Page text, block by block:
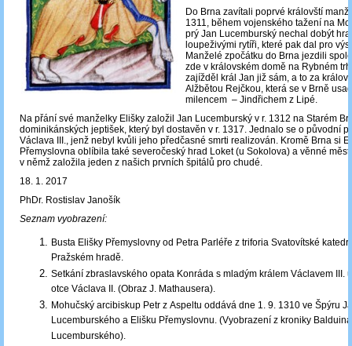
Do Brna zavítali poprvé královští
1311, během vojenského tažení na
prý Jan Lucemburský nechal dobýt
loupeživými rytíři, které pak dal pro
Manželé zpočátku do Brna jezdili
zde v královském domě na Rybném
zajížděl král Jan již sám, a to za
Alžbětou Rejčkou, která se v Brně
milencem ‒ Jindřichem z Lipé.
Na přání své manželky Elišky založil Jan Lucemburský v r. 1312 na Starém
dominikánských jeptišek, který byl dostavěn v r. 1317. Jednalo se o původní
Václava III., jenž nebyl kvůli jeho předčasné smrti realizován. Kromě Brna si
Přemyslovna oblíbila také severočeský hrad Loket (u Sokolova) a věnné
v němž založila jeden z našich prvních špitálů pro chudé.
18. 1. 2017
PhDr. Rostislav Janošík
Seznam vyobrazení:
Busta Elišky Přemyslovny od Petra Parléře z triforia Svatovítské
Pražském hradě.
Setkání zbraslavského opata Konráda s mladým králem Václavem III.
otce Václava II. (Obraz J. Mathausera).
Mohučský arcibiskup Petr z Aspeltu oddává dne 1. 9. 1310 ve Špýru
Lucemburského a Elišku Přemyslovnu. (Vyobrazení z kroniky Balduina
Lucemburského).